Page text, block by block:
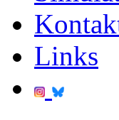
Links